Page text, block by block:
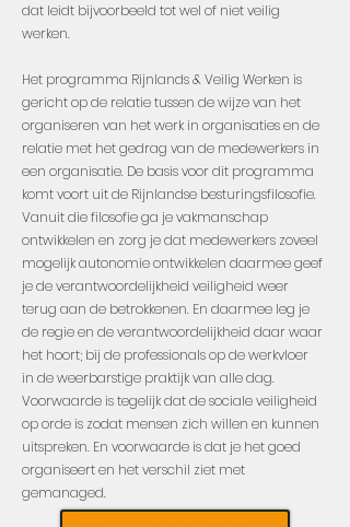
dat leidt bijvoorbeeld tot wel of niet veilig
werken.
Het programma Rijnlands & Veilig Werken is
gericht op de relatie tussen de wijze van het
organiseren van het werk in organisaties en de
relatie met het gedrag van de medewerkers in
een organisatie. De basis voor dit programma
komt voort uit de Rijnlandse besturingsfilosofie.
Vanuit die filosofie ga je vakmanschap
ontwikkelen en zorg je dat medewerkers zoveel
mogelijk autonomie ontwikkelen daarmee geef
je de verantwoordelijkheid veiligheid weer
terug aan de betrokkenen. En daarmee leg je
de regie en de verantwoordelijkheid daar waar
het hoort; bij de professionals op de werkvloer
in de weerbarstige praktijk van alle dag.
Voorwaarde is tegelijk dat de sociale veiligheid
op orde is zodat mensen zich willen en kunnen
uitspreken. En voorwaarde is dat je het goed
organiseert en het verschil ziet met
gemanaged.